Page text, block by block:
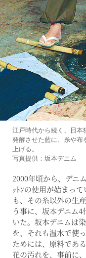
江戸時代から続く、日本
発酵させた藍に、糸や布
上げる。
写真提供：坂本デニム
2000年頃から、デニ
ｯﾄﾝの使用が始まっ
も、その糸以外の生
う事に、坂本デニム
いた。坂本デニムは
を、それも温水で使
ためには、原料であ
花の汚れを、事前に